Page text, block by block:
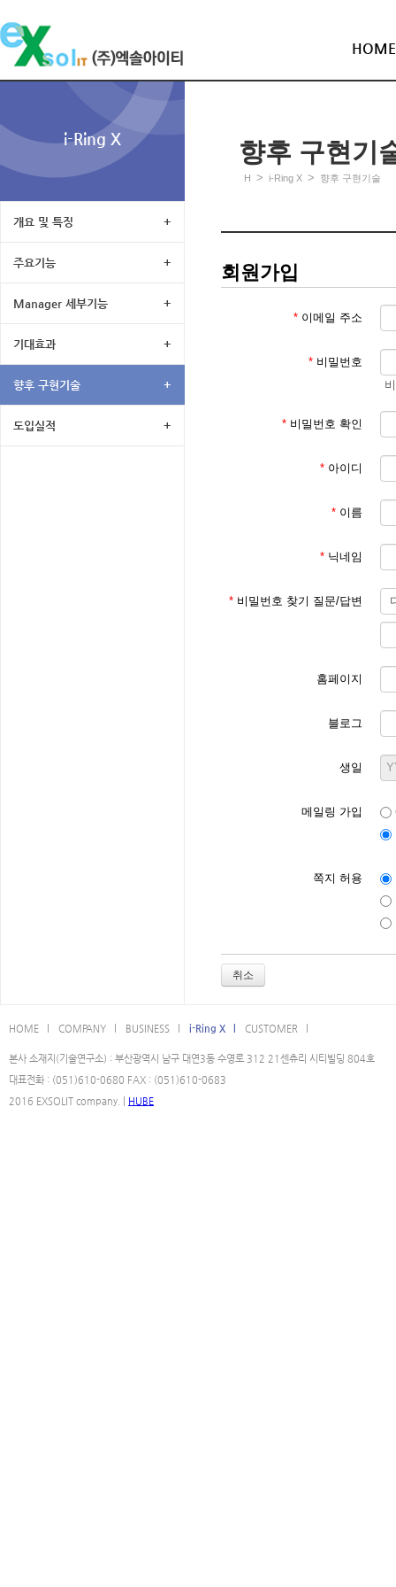
HOME
i-Ring X
개요 및 특징 +
주요기능 +
Manager 세부기능 +
기대효과 +
향후 구현기술 +
도입실적 +
향후 구현기
H > i-Ring X > 향후 구현기술
회원가입
* 이메일 주소
* 비밀번호
* 비밀번호 확인
* 아이디
* 이름
* 닉네임
* 비밀번호 찾기 질문/답변
홈페이지
블로그
생일
메일링 가입
쪽지 허용
취소
HOME l COMPANY l BUSINESS l i-Ring X l CUSTOMER l
본사 소재지(기술연구소) : 부산광역시 남구 대연3동 수영로 312 21센츄리 시티빌딩 804호
대표전화 : (051)610-0680 FAX : (051)610-0683
2016 EXSOLIT company. | HUBE